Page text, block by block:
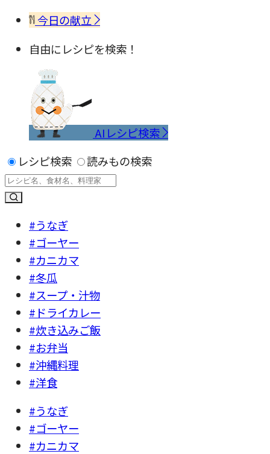
今日の献立
自由にレシピを検索！
AIレシピ検索
レシピ検索
読みもの検索
#うなぎ
#ゴーヤー
#カニカマ
#冬瓜
#スープ・汁物
#ドライカレー
#炊き込みご飯
#お弁当
#沖縄料理
#洋食
#うなぎ
#ゴーヤー
#カニカマ